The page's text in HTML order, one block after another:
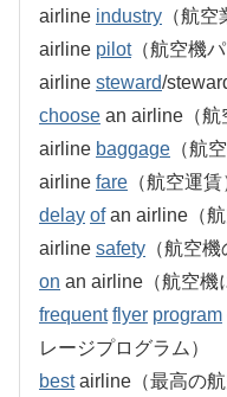
airline industry （航空
airline pilot（航空機パ
airline steward/
choose an airline（航
airline baggage （航
airline fare （航空運賃
delay ofan airline（航
airline safety （航空機
on an airline（航空機
frequent flyer program
レージプログラム）
bestairline（最高の航